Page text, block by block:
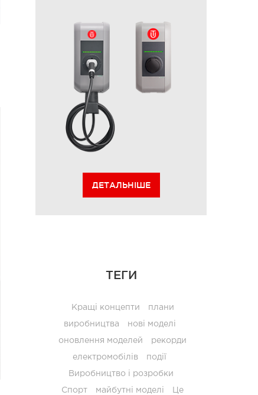
ДЕТАЛЬНІШЕ
ТЕГИ
Кращі концепти плани
виробництва нові моделі
оновлення моделей рекорди
електромобілів події
Виробництво і розробки
Спорт майбутні моделі Це